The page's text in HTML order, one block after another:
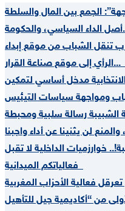
الجمع بين المال والسلطة
تنقل الشباب من موقع إبداء
الرأي إلى موقع صناعة القرار...
مدخل أساسي لتمكين
ومواجهة سياسات التيئيس
رسالة سلبية ومحبطة
خوارزميات الداخلية لا تقبل
فعالياتكم الميدانية
فعالية الأحزاب المغربية
من “أكاديمية جيل للتأهيل